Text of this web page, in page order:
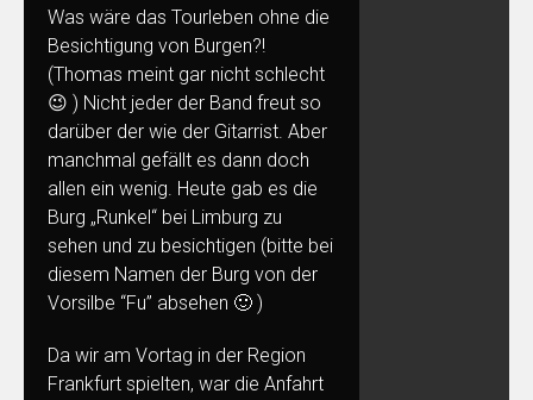
Was wäre das Tourleben ohne die
Besichtigung von Burgen?!
(Thomas meint gar nicht schlecht
😉 ) Nicht jeder der Band freut so
darüber der wie der Gitarrist. Aber
manchmal gefällt es dann doch
allen ein wenig. Heute gab es die
Burg „Runkel“ bei Limburg zu
sehen und zu besichtigen (bitte bei
diesem Namen der Burg von der
Vorsilbe “Fu” absehen 🙂 )
Da wir am Vortag in der Region
Frankfurt spielten, war die Anfahrt